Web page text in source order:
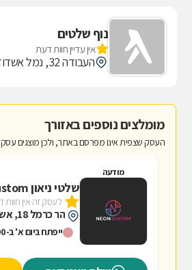
נוף שלטים
אין עדיין חוות דעת
העבודה 32, נמל אשדוד
מומלצים נוספים באזורך
העסק שצפית אינו מפרסם באתר, ולכן מוצגים
מודעה
שלטי ניאון neon custom
לעסק זה אין חוות
הר כרמל 18, אשדוד
ייפתח ביום א' ב-8:00